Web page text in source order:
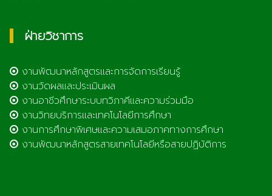
ฝ่ายวิชาการ
งานพัฒนาหลักสูตรและการจัดการเรียนรู้
งานวัดผลและประเมินผล
งานอาชีวศึกษาระบบทวิภาคีและความร่วมมือ
งานวิทยบริการและเทคโนโลยีการศึกษา
งานการศึกษาพิเศษและความเสมอภาคทางการศึกษา
งานพัฒนาหลักสูตรสายเทคโนโลยีหรือสายปฏิบัติการ